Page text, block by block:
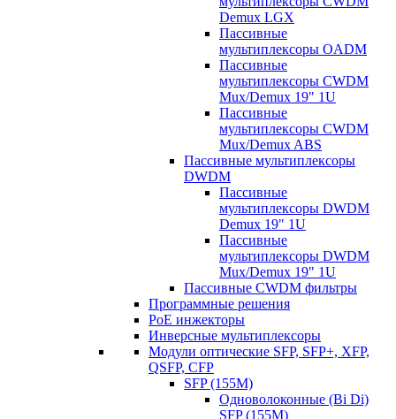
Demux LGX
Пассивные
мультиплексоры OADM
Пассивные
мультиплексоры CWDM
Mux/Demux 19" 1U
Пассивные
мультиплексоры CWDM
Mux/Demux ABS
Пассивные мультиплексоры
DWDM
Пассивные
мультиплексоры DWDM
Demux 19" 1U
Пассивные
мультиплексоры DWDM
Mux/Demux 19" 1U
Пассивные CWDM фильтры
Программные решения
PoE инжекторы
Инверсные мультиплексоры
Модули оптические SFP, SFP+, XFP,
QSFP, CFP
SFP (155M)
Одноволоконные (Bi Di)
SFP (155M)